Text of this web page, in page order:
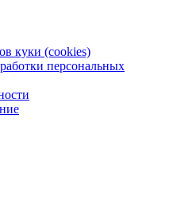
куки (cookies)
персональных